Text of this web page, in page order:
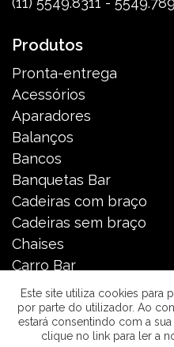
Produtos
Pronta-entrega
Acessórios
Aparadores
Balanços
Bancos
Banquetas Bar
Cadeiras com braço
Cadeiras sem braço
Chaises
Carro Bar
Coleção Resort
Galeria das Lonas © 2026 |
Política de Privacidade
Este site utiliza cookies para
por parte do utilizador. Ao
estará consentindo com a
clique no link para ler a